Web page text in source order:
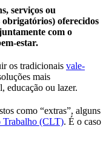
serviços ou
obrigatórios) oferecidos
com o
estar.
os tradicionais vale-
mais
educação ou lazer.
como “extras”, alguns
Trabalho (CLT). É o caso